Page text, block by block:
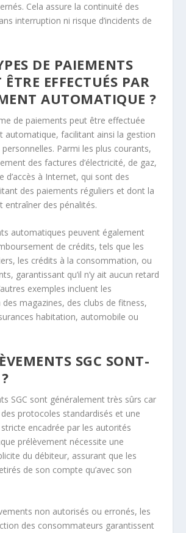
Cela assure la continuité des
interruption ni risque d’incidents de
DE PAIEMENTS
EFFECTUÉS PAR
AUTOMATIQUE ?
de paiements peut être effectuée
automatique, facilitant ainsi la gestion
Parmi les plus courants,
des factures d’électricité, de gaz,
d’accès à Internet, qui sont des
des paiements réguliers et dont la
entraîner des pénalités.
automatiques peuvent également
de crédits, tels que les
les crédits à la consommation, ou
garantissant qu’il n’y ait aucun retard
exemples incluent les
magazines, des clubs de fitness,
habitation, automobile ou
SGC SONT-
SGC sont généralement très sûrs car
protocoles standardisés et une
encadrée par les autorités
prélèvement nécessite une
du débiteur, assurant que les
de son compte qu’avec son
non autorisés ou erronés, les
des consommateurs garantissent